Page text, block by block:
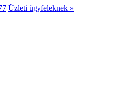
Üzleti ügyfeleknek »